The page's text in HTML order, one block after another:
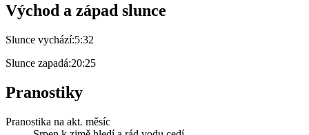
Východ a západ slunce
Slunce vychází:5:32
Slunce zapadá:20:25
Pranostiky
Pranostika na akt. měsíc